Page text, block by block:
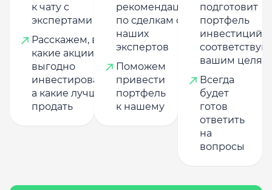
к чату с
экспертами
Расскажем, в
какие акции
выгодно
инвестировать,
а какие лучше
продать
рекомендациям
по сделкам от
наших
экспертов
Поможем
привести
портфель
к нашему
подготовит
портфель
инвестиций,
вашим целям
Всегда
будет
готов
ответить
на
вопросы